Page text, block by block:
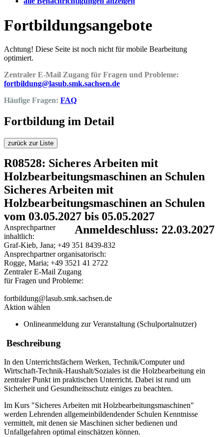
Fortbildungsangebote
Achtung! Diese Seite ist noch nicht für mobile Bearbeitung
optimiert.
Zentraler E-Mail Zugang für Fragen und Probleme:
fortbildung@lasub.smk.sachsen.de
Häufige Fragen: FAQ
Fortbildung im Detail
zurück zur Liste
R08528: Sicheres Arbeiten mit
Holzbearbeitungsmaschinen an Schulen
Sicheres Arbeiten mit
Holzbearbeitungsmaschinen an Schulen
vom 03.05.2027 bis 05.05.2027
Anmeldeschluss: 22.03.2027
Ansprechpartner
inhaltlich:
Graf-Kieb, Jana; +49 351 8439-832
Ansprechpartner organisatorisch:
Rogge, Maria; +49 3521 41 2722
Zentraler E-Mail Zugang
für Fragen und Probleme:
fortbildung@lasub.smk.sachsen.de
Aktion wählen
Onlineanmeldung zur Veranstaltung (Schulportalnutzer)
Beschreibung
In den Unterrichtsfächern Werken, Technik/Computer und
Wirtschaft-Technik-Haushalt/Soziales ist die Holzbearbeitung ein
zentraler Punkt im praktischen Unterricht. Dabei ist rund um
Sicherheit und Gesundheitsschutz einiges zu beachten.
Im Kurs "Sicheres Arbeiten mit Holzbearbeitungsmaschinen"
werden Lehrenden allgemeinbildendender Schulen Kenntnisse
vermittelt, mit denen sie Maschinen sicher bedienen und
Unfallgefahren optimal einschätzen können.